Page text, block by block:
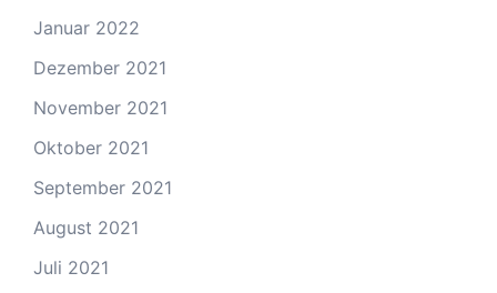
Januar 2022
Dezember 2021
November 2021
Oktober 2021
September 2021
August 2021
Juli 2021